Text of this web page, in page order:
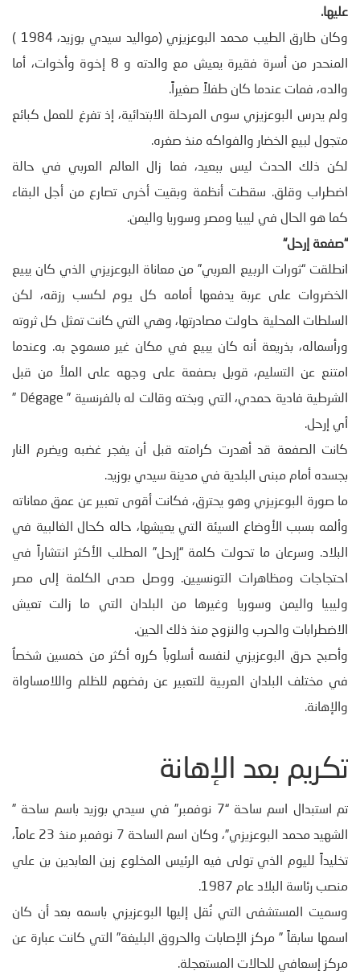
عليها.
وكان طارق الطيب محمد البوعزيزي (مواليد سيدي بوزيد، 1984 )
المنحدر من أسرة فقيرة يعيش مع والدته و 8 إخوة وأخوات، أما
والده، فمات عندما كان طفلاً صغيراً.
ولم يدرس البوعزيزي سوى المرحلة الابتدائية، إذ تفرغ للعمل كبائع
متجول لبيع الخضار والفواكه منذ صغره.
لكن ذلك الحدث ليس ببعيد، فما زال العالم العربي في حالة
اضطراب وقلق. سقطت أنظمة وبقيت أخرى تصارع من أجل البقاء
كما هو الحال في ليبيا ومصر وسوريا واليمن.
“صفعة إرحل“
انطلقت “ثورات الربيع العربي” من معاناة البوعزيزي الذي كان يبيع
الخضروات على عربة يدفعها أمامه كل يوم لكسب رزقه، لكن
السلطات المحلية حاولت مصادرتها، وهي التي كانت تمثل كل ثروته
ورأسماله، بذريعة أنه كان يبيع في مكان غير مسموح به. وعندما
امتنع عن التسليم، قوبل بصفعة على وجهه على الملأ من قبل
الشرطية فادية حمدي، التي وبخته وقالت له بالفرنسية ” Dégage ”
أي إرحل.
كانت الصفعة قد أهدرت كرامته قبل أن يفجر غضبه ويضرم النار
بجسده أمام مبنى البلدية في مدينة سيدي بوزيد.
ما صورة البوعزيزي وهو يحترق، فكانت أقوى تعبير عن عمق معاناته
وألمه بسبب الأوضاع السيئة التي يعيشها، حاله كحال الغالبية في
البلاد. وسرعان ما تحولت كلمة “إرحل” المطلب الأكثر انتشاراً في
احتجاجات ومظاهرات التونسيين. ووصل صدى الكلمة إلى مصر
وليبيا واليمن وسوريا وغيرها من البلدان التي ما زالت تعيش
الاضطرابات والحرب والنزوح منذ ذلك الحين.
وأصبح حرق البوعزيزي لنفسه أسلوباً كرره أكثر من خمسين شخصاُ
في مختلف البلدان العربية للتعبير عن رفضهم للظلم واللامساواة
والإهانة.
تكريم بعد الإهانة
تم استبدال اسم ساحة “7 نوفمبر” في سيدي بوزيد باسم ساحة ”
الشهيد محمد البوعزيزي”، وكان اسم الساحة 7 نوفمبر منذ 23 عاماً،
تخليداً لليوم الذي تولى فيه الرئيس المخلوع زين العابدين بن علي
منصب رئاسة البلاد عام 1987.
وسميت المستشفى التي نُقل إليها البوعزيزي باسمه بعد أن كان
اسمها سابقاً ” مركز الإصابات والحروق البليغة” التي كانت عبارة عن
مركز إسعافي للحالات المستعجلة.